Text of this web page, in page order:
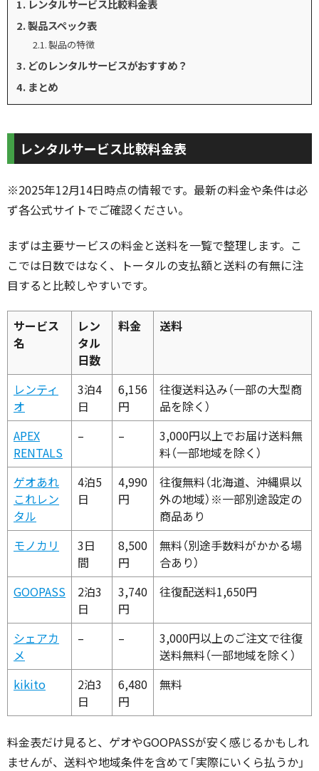
レンタルサービス比較料金表
製品スペック表
製品の特徴
どのレンタルサービスがおすすめ？
まとめ
レンタルサービス比較料金表
※2025年12月14日時点の情報です。最新の料金や条件は必
ず各公式サイトでご確認ください。
まずは主要サービスの料金と送料を一覧で整理します。こ
こでは日数ではなく、トータルの支払額と送料の有無に注
目すると比較しやすいです。
サービス
名
レン
タル
日数
料金 送料
レンティ
オ
3泊4
日
6,156
円
往復送料込み（一部の大型商
品を除く）
APEX
RENTALS
– –
3,000円以上でお届け送料無
料（一部地域を除く）
ゲオあれ
これレン
タル
4泊5
日
4,990
円
往復無料（北海道、沖縄県以
外の地域）※一部別途設定の
商品あり
モノカリ
3日
間
8,500
円
無料（別途手数料がかかる場
合あり）
GOOPASS
2泊3
日
3,740
円
往復配送料1,650円
シェアカ
メ
– –
3,000円以上のご注文で往復
送料無料（一部地域を除く）
kikito
2泊3
日
6,480
円
無料
料金表だけ見ると、ゲオやGOOPASSが安く感じるかもしれ
ませんが、送料や地域条件を含めて「実際にいくら払うか」